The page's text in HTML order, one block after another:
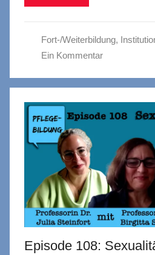
Fort-/Weiterbildung,
Ein Kommentar
Episode 108: